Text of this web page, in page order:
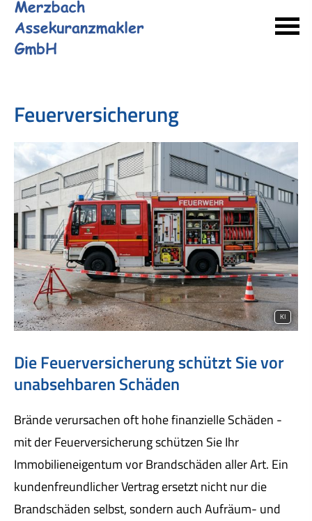
Feuerversicherung
KI
Die Feuerversicherung schützt Sie vor
unabsehbaren Schäden
Brände verursachen oft hohe finanzielle Schäden -
mit der Feuerversicherung schützen Sie Ihr
Immobilieneigentum vor Brandschäden aller Art. Ein
kundenfreundlicher Vertrag ersetzt nicht nur die
Brandschäden selbst, sondern auch Aufräum- und